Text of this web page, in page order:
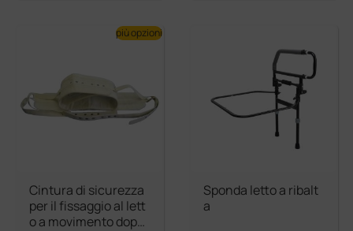
Cintura di sicurezza
per il fissaggio al lett
o a movimento doppi
più opzioni
Sponda letto a ribalt
a